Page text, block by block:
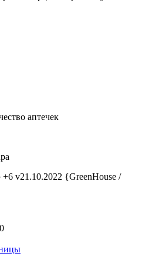
аптечек
v21.10.2022 {GreenHouse /